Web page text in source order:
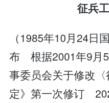
征兵
（1985年10月24日
布 根据2001年9月
事委员会关于修改
定》第一次修订